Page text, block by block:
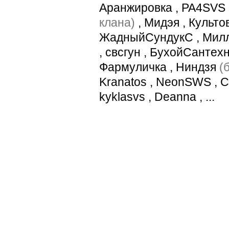
Аранжировка , PA4SVS
клана) , Мидэя ,
ЖадныйСундукС ,
, свсгун ,
Фармуличка , Ниндзя
Kranatos , NeonSWS ,
kyklasvs , Deanna , ...